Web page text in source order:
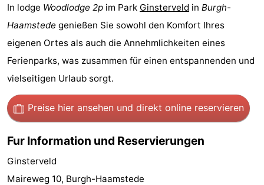
Livingstone
-
Greve
Port
Zélande
-
Haamstede
Résidence
't
Hof
-
Schouwen
-
Schouwse
-
In lodge Woodlodge 2p im Park Ginsterveld in Burgh-
Haamstede genießen Sie sowohl den Komfort Ihres
eigenen Ortes als auch die Annehmlichkeiten eines
Ferienparks, was zusammen für einen entspannenden und
vielseitigen Urlaub sorgt.
Preise hier ansehen und direkt online reservieren
Fur Information und Reservierungen
Ginsterveld
Maireweg 10, Burgh-Haamstede